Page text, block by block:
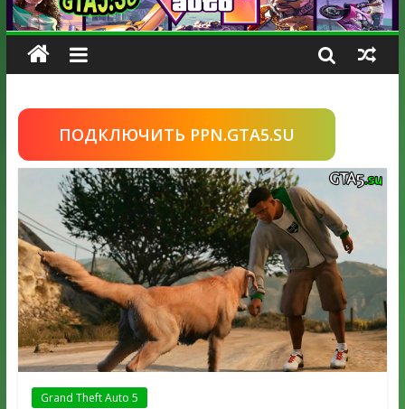
ПОДКЛЮЧИТЬ PPN.GTA5.SU
Grand Theft Auto 5